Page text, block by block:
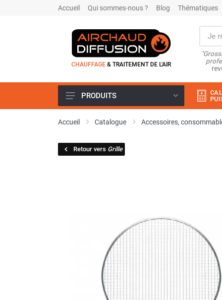
Accueil Qui sommes-nous ? Blog Thématiques
CHAUFFAGE & TRAITEMENT DE L'AIR
Climatiseur
Climatiseur mobile résidentiel et
Rafraichisseur d’air fixe
Brumisateur d'air
Coffret de brumisation
Ventilateur brumisateur
Ventilateur / extracteur d'air mobile
Brasseur d'air
Ventilateur fixe
PRODUITS
Accueil Catalogue Accessoires,
Retour vers Grille